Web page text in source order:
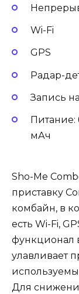
Wi-Fi
GPS
Радар-
Запись
Питание:
мАч
Sho-Me
приставку
комбайн, в
есть Wi-Fi,
функционал
улавливает
Для